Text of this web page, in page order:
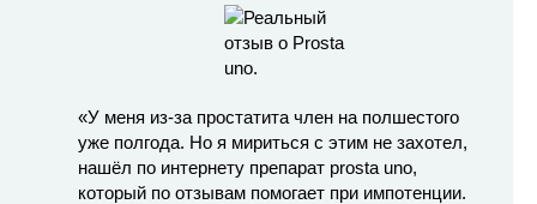
«У меня из-за простатита член на полшестого
уже полгода. Но я мириться с этим не захотел,
нашёл по интернету препарат prosta uno,
который по отзывам помогает при импотенции.